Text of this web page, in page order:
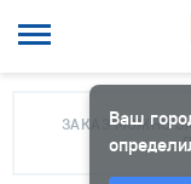
Ваш
ЗАКАЗ МОЖНО